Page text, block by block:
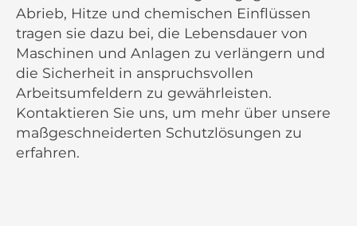
Abrieb, Hitze und chemischen Einflüssen
tragen sie dazu bei, die Lebensdauer von
Maschinen und Anlagen zu verlängern und
die Sicherheit in anspruchsvollen
Arbeitsumfeldern zu gewährleisten.
Kontaktieren Sie uns, um mehr über unsere
maßgeschneiderten Schutzlösungen zu
erfahren.